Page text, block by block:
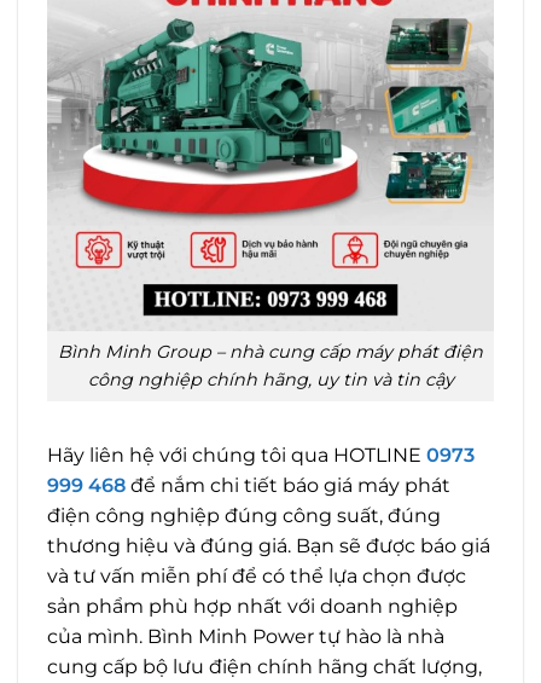
Bình Minh Group – nhà cung cấp máy phát điện
công nghiệp chính hãng, uy tin và tin cậy
Hãy liên hệ với chúng tôi qua HOTLINE 0973
999 468 để nắm chi tiết báo giá máy phát
điện công nghiệp đúng công suất, đúng
thương hiệu và đúng giá. Bạn sẽ được báo giá
và tư vấn miễn phí để có thể lựa chọn được
sản phẩm phù hợp nhất với doanh nghiệp
của mình. Bình Minh Power tự hào là nhà
cung cấp bộ lưu điện chính hãng chất lượng,